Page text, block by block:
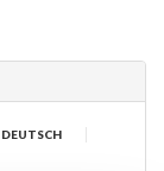
DEUTSCH |